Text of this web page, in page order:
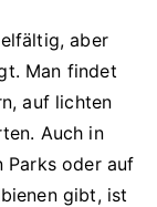
aber
Man findet
auf lichten
Auch in
Parks oder auf
gibt, ist